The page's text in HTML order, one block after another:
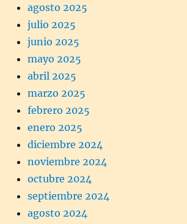
agosto 2025
julio 2025
junio 2025
mayo 2025
abril 2025
marzo 2025
febrero 2025
enero 2025
diciembre 2024
noviembre 2024
octubre 2024
septiembre 2024
agosto 2024